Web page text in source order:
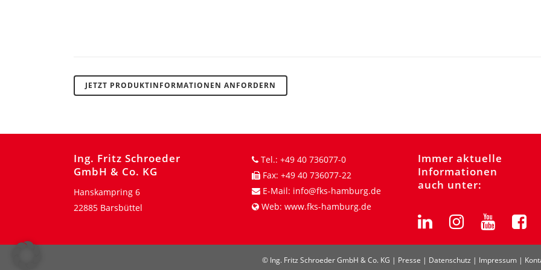
JETZT PRODUKTINFORMATIONEN ANFORDERN
Ing. Fritz Schroeder
GmbH & Co. KG
Hanskampring 6
22885 Barsbüttel
Tel.: +49 40 736077-0
Fax: +49 40 736077-22
E-Mail: info@fks-hamburg.de
Web: www.fks-hamburg.de
Immer aktuelle
Informationen
auch unter:
© Ing. Fritz Schroeder GmbH & Co. KG | Presse | Datenschutz | Impressum|